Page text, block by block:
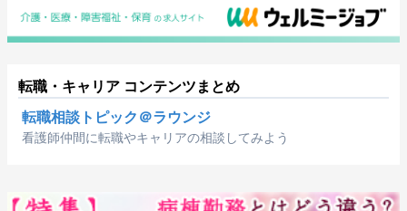
転職・キャリア コンテンツまとめ
転職相談トピック＠ラウンジ
看護師仲間に転職やキャリアの相談してみよう